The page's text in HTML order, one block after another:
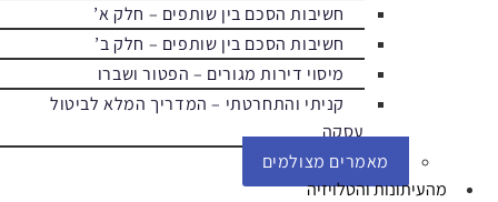
חשיבות הסכם בין שותפים – חלק א’
חשיבות הסכם בין שותפים – חלק ב’
מיסוי דירות מגורים – הפטור ושברו
קניתי והתחרטתי – המדריך המלא לביטול
עסקה
מאמרים מצולמים
מהעיתונות והטלויזיה